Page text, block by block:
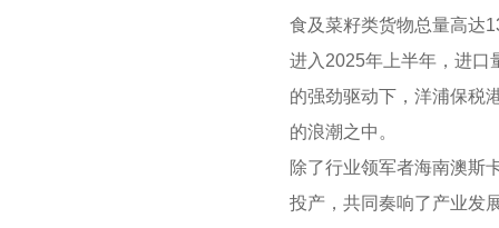
食及菜籽类货物总量高达
进入2025年上半年，进口
的强劲驱动下，洋浦保税
的浪潮之中。
除了行业领军者海南澳斯
投产，共同奏响了产业发